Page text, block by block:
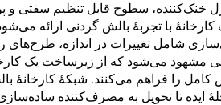
ژل خنک‌کننده، سطوح قابل تنظیم سفتی
با تجربهٔ بالش گردنی ارائه
شامل تغییرات در اندازه،
مشهود می‌شود که از زیرساخت یک
کامل را فراهم می‌کنند. شبکهٔ کارخانهٔ
ایده تا تحویل به مصرف‌کننده